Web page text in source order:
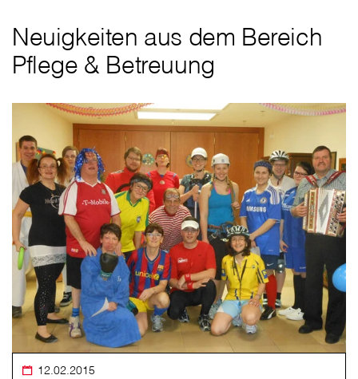
Neuigkeiten aus dem Bereich
Pflege & Betreuung
12.02.2015